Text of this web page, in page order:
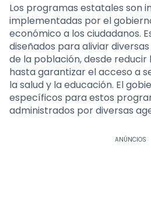
Los programas estatales son
implementadas por el
económico a los ciudadanos.
diseñados para aliviar
de la población, desde
hasta garantizar el acceso a
la salud y la educación. El
específicos para estos
administrados por diversas
ANÚNCIOS